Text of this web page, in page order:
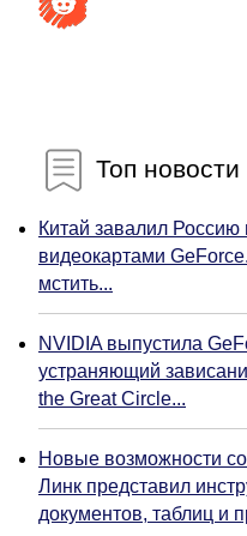
Топ новости
Китай завалил
видеокартами
мстить...
NVIDIA выпустила
устраняющий
the Great Circle...
Новые возможности
Линк представил
документов, таблиц и